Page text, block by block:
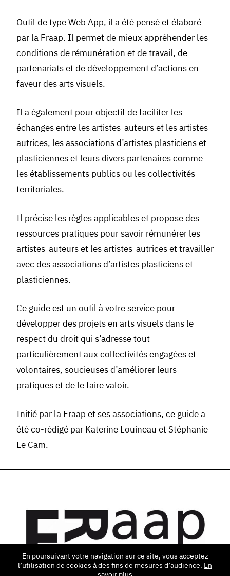
Outil de type Web App, il a été pensé et élaboré
par la Fraap. Il permet de mieux appréhender les
conditions de rémunération et de travail, de
partenariats et de développement d’actions en
faveur des arts visuels.
Il a également pour objectif de faciliter les
échanges entre les artistes-auteurs et les artistes-
autrices, les associations d’artistes plasticiens et
plasticiennes et leurs divers partenaires comme
les établissements publics ou les collectivités
territoriales.
Il précise les règles applicables et propose des
ressources pratiques pour savoir rémunérer les
artistes-auteurs et les artistes-autrices et travailler
avec des associations d’artistes plasticiens et
plasticiennes.
Ce guide est un outil à votre service pour
développer des projets en arts visuels dans le
respect du droit qui s’adresse tout
particulièrement aux collectivités engagées et
volontaires, soucieuses d’améliorer leurs
pratiques et de le faire valoir.
Initié par la Fraap et ses associations, ce guide a
été co-rédigé par Katerine Louineau et Stéphanie
Le Cam.
En poursuivant votre navigation sur ce site, vous acceptez
l’utilisation de cookies à des fins de mesures d’audience. En